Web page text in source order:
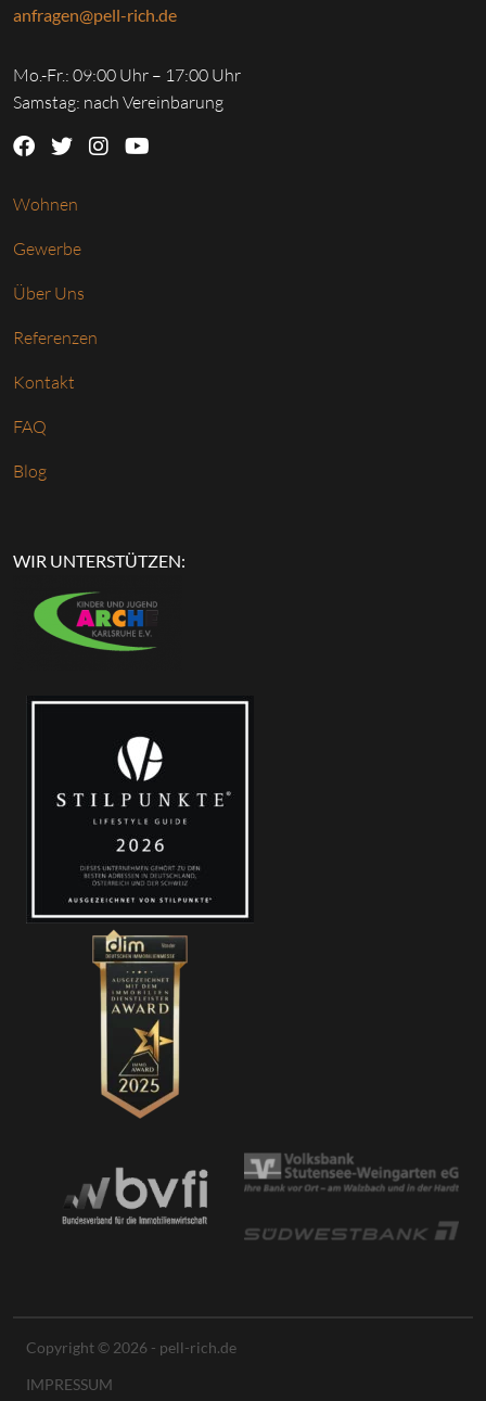
anfragen@pell-rich.de
Mo.-Fr.: 09:00 Uhr – 17:00 Uhr
Samstag: nach Vereinbarung
Wohnen
Gewerbe
Über Uns
Referenzen
Kontakt
FAQ
Blog
WIR UNTERSTÜTZEN:
Copyright © 2026 - pell-rich.de
IMPRESSUM